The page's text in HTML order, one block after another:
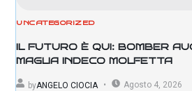
UNCATEGORIZED
IL FUTURO È QUI: BOMBER
MAGLIA INDECO MOLFETTA
byANGELO CIOCIA Agosto 4, 2026